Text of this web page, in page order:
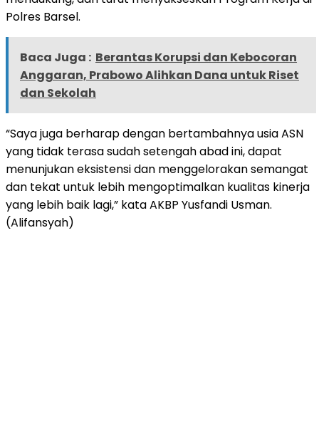
Polres Barsel.
Baca Juga : Berantas Korupsi dan Kebocoran
Anggaran, Prabowo Alihkan Dana untuk Riset
dan Sekolah
“Saya juga berharap dengan bertambahnya usia ASN
yang tidak terasa sudah setengah abad ini, dapat
menunjukan eksistensi dan menggelorakan semangat
dan tekat untuk lebih mengoptimalkan kualitas kinerja
yang lebih baik lagi,” kata AKBP Yusfandi Usman.
(Alifansyah)